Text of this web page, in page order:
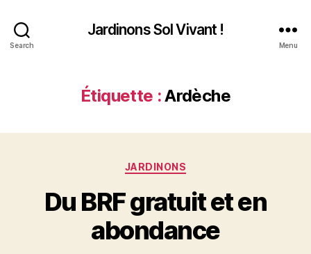
Search
Jardinons Sol Vivant !
Menu
Étiquette :Ardèche
Catégories
JARDINONS
Du BRF gratuit et en
abondance